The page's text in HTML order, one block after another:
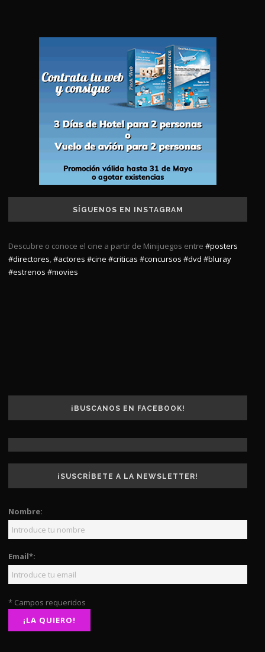
SÍGUENOS EN INSTAGRAM
Descubre o conoce el cine a partir de Minijuegos entre #posters
#directores,#actores #cine #criticas #concursos #dvd #bluray
#estrenos #movies
¡BUSCANOS EN FACEBOOK!
¡SUSCRÍBETE A LA NEWSLETTER!
Nombre:
Email*:
* Campos requeridos